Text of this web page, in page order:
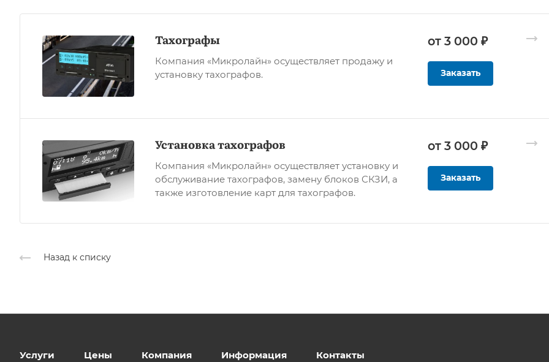
Тахографы
Компания «Микролайн» осуществляет продажу и
установку тахографов.
от 3 000 ₽
Заказать
Установка тахографов
Компания «Микролайн» осуществляет установку и
обслуживание тахографов, замену блоков СКЗИ, а
также изготовление карт для тахографов.
от 3 000 ₽
Заказать
Назад к списку
Услуги Цены Компания Информация Контакты